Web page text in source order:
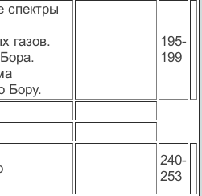
спектры
газов.
Бору.
195-
199
240-
253